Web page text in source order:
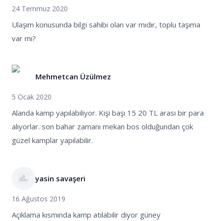
24 Temmuz 2020
Ulaşım konusunda bilgi sahibi olan var mıdır, toplu taşıma
var mı?
Mehmetcan Üzülmez
5 Ocak 2020
Alanda kamp yapılabiliyor. Kişi başı 15 20 TL arası bir para
aliyorlar. son bahar zamanı mekan bos olduğundan çok
güzel kamplar yapılabilir.
yasin savaşeri
16 Ağustos 2019
Açıklama kısmında kamp atılabilir diyor güney